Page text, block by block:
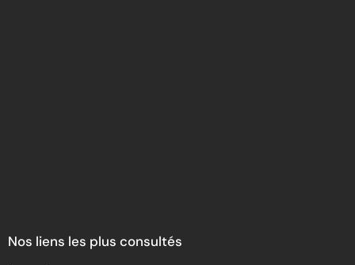
Nos liens les plus consultés